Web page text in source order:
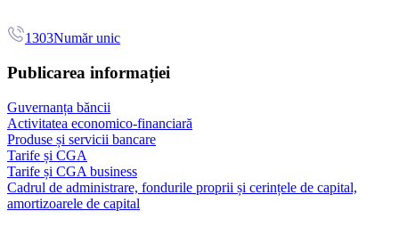
1303Număr unic
Publicarea informației
Guvernanța băncii
Activitatea economico-financiară
Produse și servicii bancare
Tarife și CGA
Tarife și CGA business
Cadrul de administrare, fondurile proprii și cerințele de capital,
amortizoarele de capital